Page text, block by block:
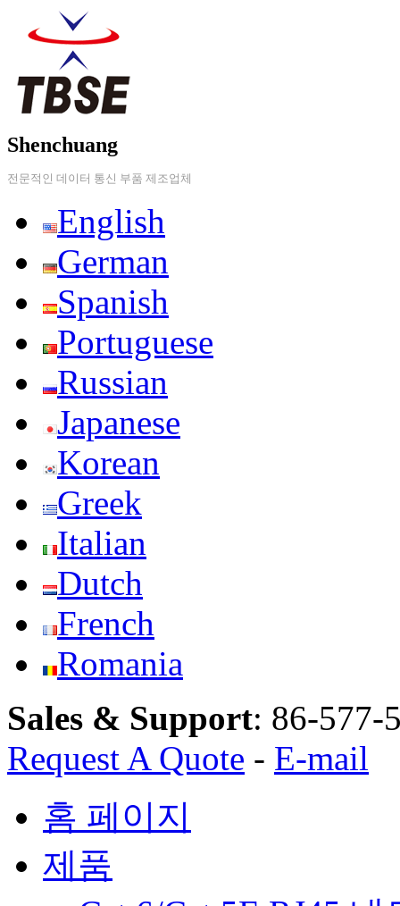
Shenchuang
전문적인 데이터 통신 부품 제조업체
English
German
Spanish
Portuguese
Russian
Japanese
Korean
Greek
Italian
Dutch
French
Romania
Sales & Support: 86-577-
Request A Quote - E-mail
홈 페이지
제품